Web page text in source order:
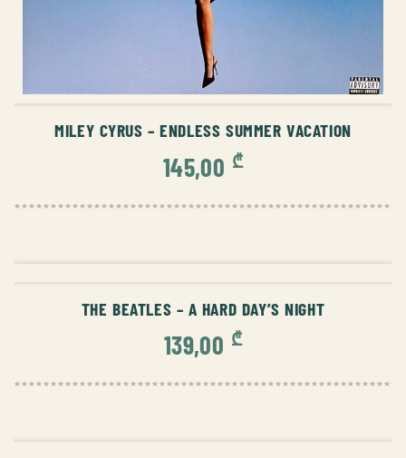
ᲙᲐᲚᲐᲗᲐᲨᲘ ᲓᲐᲛᲐᲢᲔᲑᲐ
MILEY CYRUS – ENDLESS SUMMER VACATION
145,00 ₾
THE BEATLES – A HARD DAY’S NIGHT
139,00 ₾